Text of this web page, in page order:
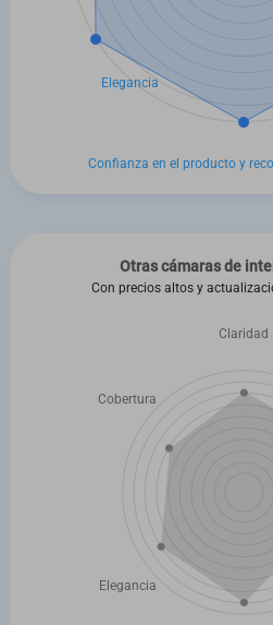
Elegancia
Confianza en el producto y
Otras cámaras de
Con precios altos y
Claridad
Cobertura
Elegancia